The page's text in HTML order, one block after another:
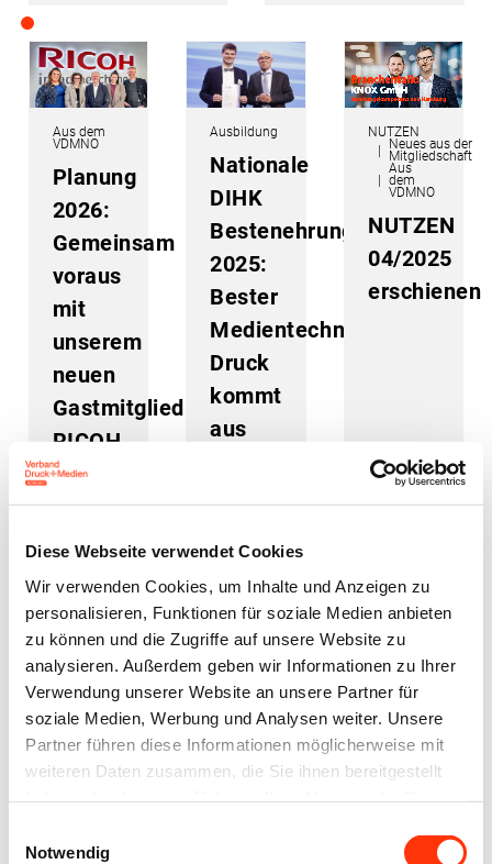
Diese Webseite verwendet Cookies
Wir verwenden Cookies, um Inhalte und Anzeigen zu
personalisieren, Funktionen für soziale Medien anbieten
zu können und die Zugriffe auf unsere Website zu
analysieren. Außerdem geben wir Informationen zu Ihrer
Verwendung unserer Website an unsere Partner für
soziale Medien, Werbung und Analysen weiter. Unsere
Partner führen diese Informationen möglicherweise mit
weiteren Daten zusammen, die Sie ihnen bereitgestellt
Notwendig
Aus dem
VDMNO
Planung
2026:
Gemeinsam
voraus
mit
unserem
neuen
Gastmitglied
RICOH
Ausbildung
Nationale
DIHK
Bestenehrung
2025:
Bester
Medientechnologe
Druck
kommt
aus
NUTZEN
Neues aus der
Mitgliedschaft
Aus
dem
VDMNO
NUTZEN
04/2025
erschienen
Aus dem VDMNO
Veranstaltungen
Klarer Blick,
lebendiger
adressdruck.de
GmbH ist
neues